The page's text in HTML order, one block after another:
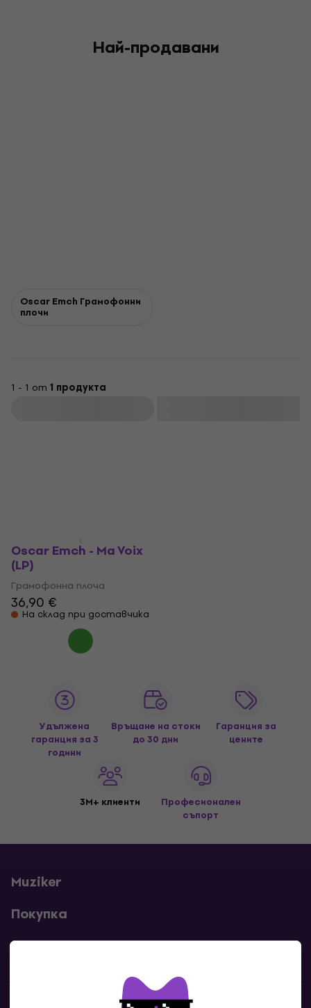
Най-продавани
Oscar Emch Грамофонни
плочи
1 - 1 от 1 продукта
Oscar Emch - Ma Voix
(LP)
Грамофонна плоча
36,90 €
На склад при доставчика
Удължена
гаранция за 3
години
Връщане на стоки
до 30 дни
Гаранция за
цените
3M+ клиенти
Професионален
съпорт
Muziker
Покупка
Полезни линкове